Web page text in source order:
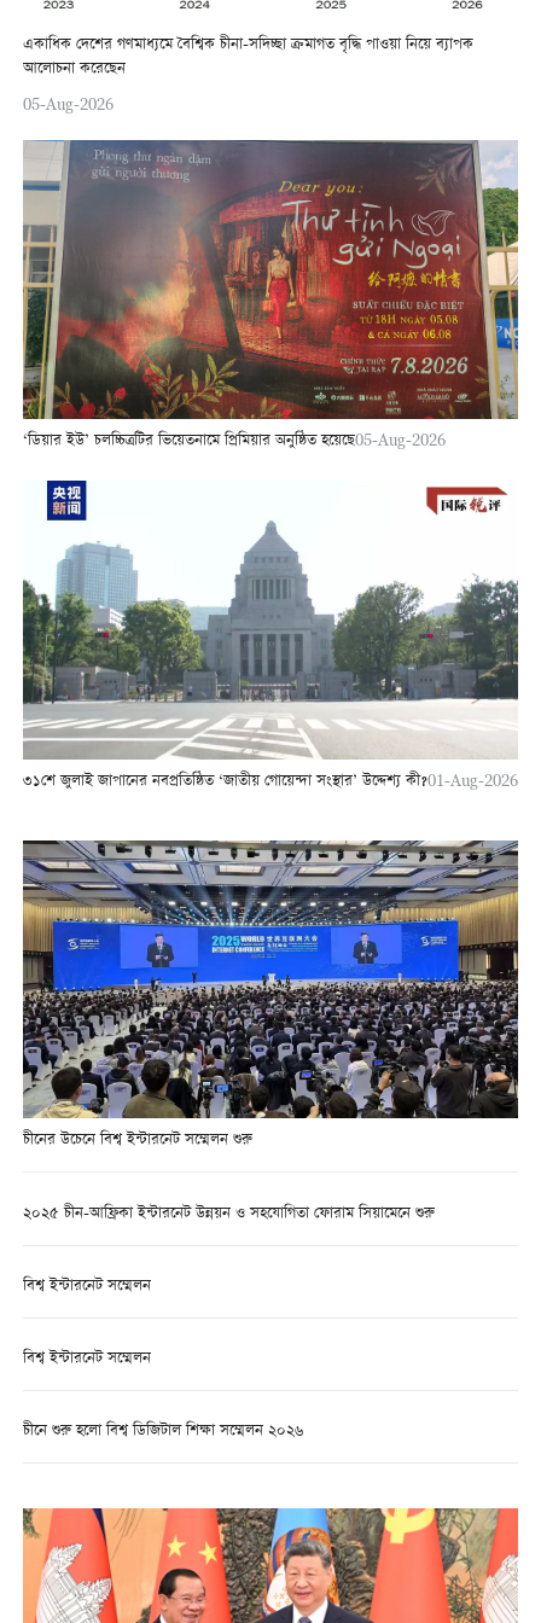
একাধিক দেশের গণমাধ্যমে বৈশ্বিক চীনা-সদিচ্ছা ক্রমাগত বৃদ্ধি পাওয়া নিয়ে ব্যাপক
আলোচনা করেছেন
05-Aug-2026
‘ডিয়ার ইউ’ চলচ্চিত্রটির ভিয়েতনামে প্রিমিয়ার অনুষ্ঠিত হয়েছে05-Aug-2026
৩১শে জুলাই জাপানের নবপ্রতিষ্ঠিত ‘জাতীয় গোয়েন্দা সংস্থার’ উদ্দেশ্য কী?01-Aug-2026
চীনের উচেনে বিশ্ব ইন্টারনেট সম্মেলন শুরু
২০২৫ চীন-আফ্রিকা ইন্টারনেট উন্নয়ন ও সহযোগিতা ফোরাম সিয়ামেনে শুরু
বিশ্ব ইন্টারনেট সম্মেলন
বিশ্ব ইন্টারনেট সম্মেলন
চীনে শুরু হলো বিশ্ব ডিজিটাল শিক্ষা সম্মেলন ২০২৬